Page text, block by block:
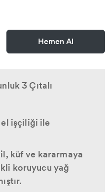
Hemen Al
3 Çıtalı
el işçiliği ile
küf ve kararmaya
koruyucu yağ